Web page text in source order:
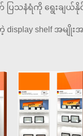
သနံရံကို ရွေးချယ်နို
shelf အမျိုး